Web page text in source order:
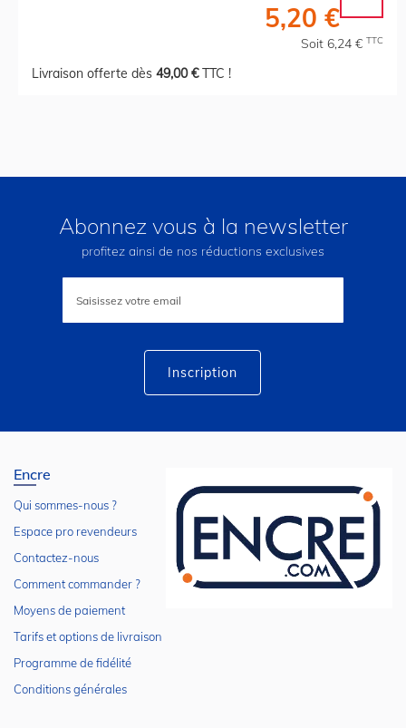
5,20 €
Soit 6,24 € TTC
Livraison offerte dès 49,00 €TTC !
Abonnez vous à la newsletter
profitez ainsi de nos réductions exclusives
lettre
Inscription
Encre
Qui sommes-nous ?
Espace pro revendeurs
Contactez-nous
Comment commander ?
Moyens de paiement
Tarifs et options de livraison
Programme de fidélité
Conditions générales